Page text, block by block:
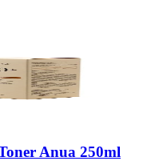
Anua 250ml